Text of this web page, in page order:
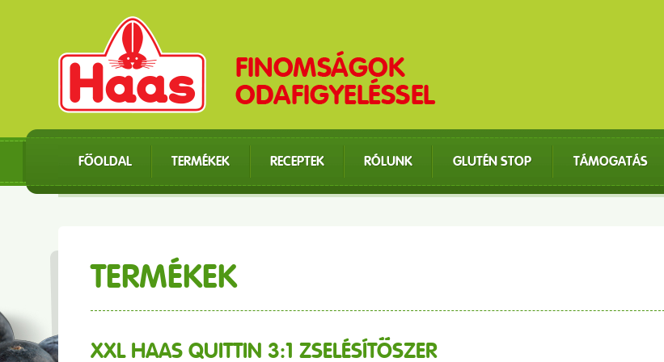
FŐOLDAL TERMÉKEK RECEPTEK RÓLUNK GLUTÉN STOP TÁMOGATÁS
TERMÉKEK
XXL HAAS QUITTIN 3:1 ZSELÉSÍTŐSZER